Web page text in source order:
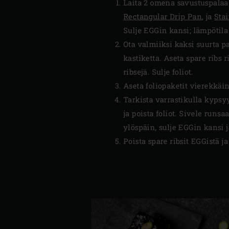
Laita 2 omena savustuspalaa
Rectangular Drip Pan, ja
Sulje EGGin kansi;
Ota valmiiksi kaksi suurta
kastiketta. Aseta spare ribs
ribsejä. Sulje foliot.
Aseta foliopaketit
Tarkista varrastikulla
ja poista foliot. Sivele
ylöspäin, sulje EGGin
Poista spare ribsit EGGistä